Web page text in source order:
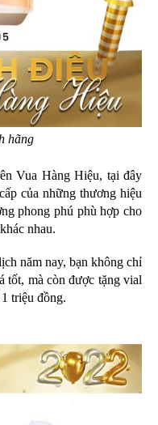
hãng
Vua Hàng Hiệu, tại đây
của những thương hiệu
phong phú phù hợp cho
nhau.
năm nay, bạn không chỉ
tốt, mà còn được tặng vial
triệu đồng.